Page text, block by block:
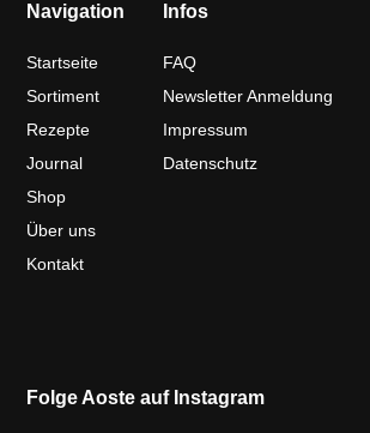
Navigation
Startseite
Sortiment
Rezepte
Journal
Shop
Über uns
Kontakt
Infos
FAQ
Newsletter Anmeldung
Impressum
Datenschutz
Folge Aoste auf Instagram